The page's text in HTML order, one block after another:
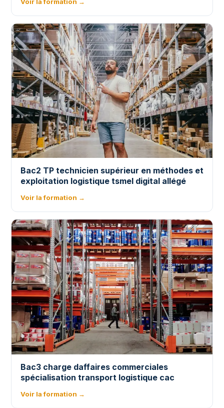
Voir la formation →
Bac2 TP technicien supérieur en méthodes et
exploitation logistique tsmel digital allégé
Voir la formation →
Bac3 charge daffaires commerciales
spécialisation transport logistique cac
Voir la formation →